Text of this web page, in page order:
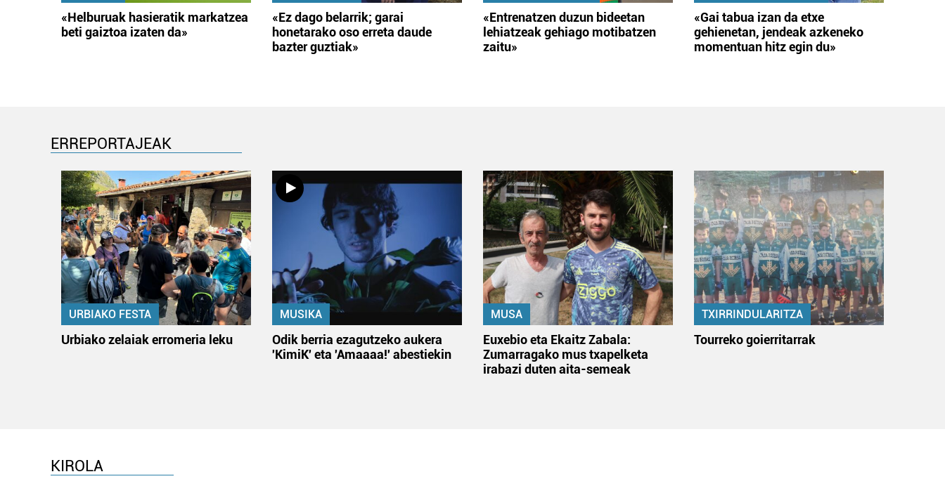
«Helburuak hasieratik markatzea
beti gaiztoa izaten da»
«Ez dago belarrik; garai
honetarako oso erreta daude
bazter guztiak»
«Entrenatzen duzun bideetan
lehiatzeak gehiago motibatzen
zaitu»
«Gai tabua izan da etxe
gehienetan, jendeak azkeneko
momentuan hitz egin du»
ERREPORTAJEAK
URBIAKO FESTA
Urbiako zelaiak erromeria leku
MUSIKA
Odik berria ezagutzeko aukera
'KimiK' eta 'Amaaaa!' abestiekin
MUSA
Euxebio eta Ekaitz Zabala:
Zumarragako mus txapelketa
irabazi duten aita-semeak
TXIRRINDULARITZA
Tourreko goierritarrak
KIROLA